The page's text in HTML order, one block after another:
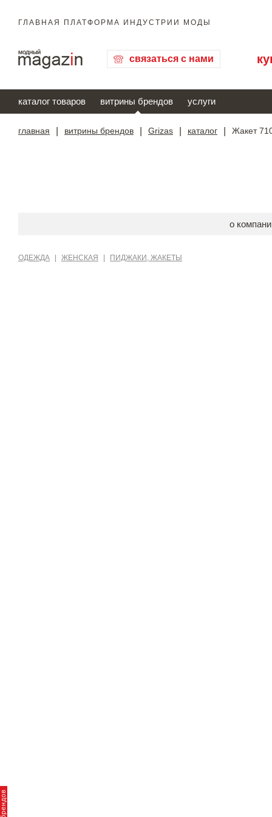
ГЛАВНАЯ ПЛАТФОРМА ИНДУСТРИИ МОДЫ
связаться с нами
каталог товаров витрины брендов услуги
главная витрины брендов Grizas каталог Жакет
о
ОДЕЖДА ЖЕНСКАЯ ПИДЖАКИ, ЖАКЕТЫ